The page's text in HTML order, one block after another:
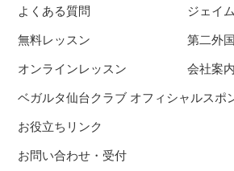
よくある質問
無料レッスン
オンラインレッスン
ジェイ
第二外
会社案内
ベガルタ仙台クラブ オフィシャルスポ
お役立ちリンク
お問い合わせ・受付